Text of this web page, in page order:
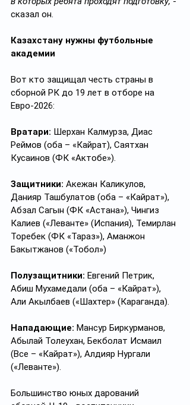
сказал он.
Казахстану нужны футбольные
академии
Вот кто защищал честь страны в
сборной РК до 19 лет в отборе на
Евро-2026:
Вратари: Шерхан Калмурза, Диас
Реймов (оба – «Кайрат), Саятхан
Кусаинов (ФК «Актобе»).
Защитники: Акежан Каликулов,
Данияр Ташбулатов (оба – «Кайрат»),
Абзал Сагын (ФК «Астана»), Чингиз
Калиев («Леванте» (Испания), Темирлан
Торебек (ФК «Тараз»), Аманжон
Бакытжанов («Тобол»)
Полузащитники: Евгений Петрик,
Абиш Мухамедали (оба – «Кайрат»),
Али Акылбаев («Шахтер» (Караганда).
Нападающие: Мансур Биркурманов,
Абылай Толеухан, Бекболат Исмаил
(Все – «Кайрат»), Алдияр Нургали
(«Леванте»).
Большинство юных дарований